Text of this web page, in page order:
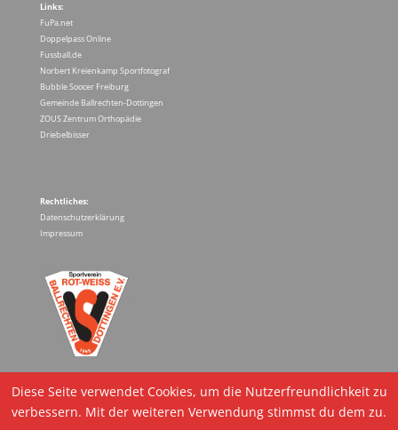
Links:
FuPa.net
Doppelpass Online
Fussball.de
Norbert Kreienkamp Sportfotograf
Bubble Soocer Freiburg
Gemeinde Ballrechten-Dottingen
ZOUS Zentrum Orthopädie
Driebelbisser
Rechtliches:
Datenschutzerklärung
Impressum
Diese Seite verwendet Cookies, um die Nutzerfreundlichkeit zu
verbessern. Mit der weiteren Verwendung stimmst du dem zu.